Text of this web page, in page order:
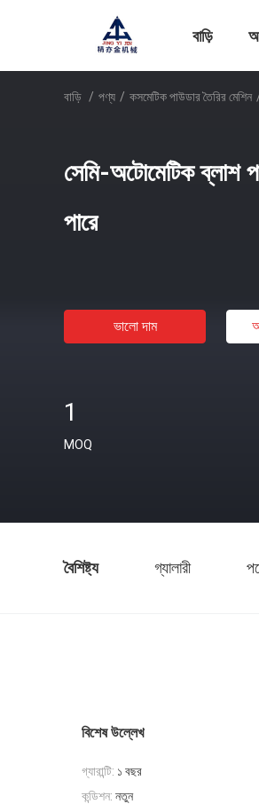
বাড়ি
বাড়ি / পণ্য / কসমেটিক পাউডার তৈরির মেশিন
সেমি-অটোমেটিক ব্লাশ
পারে
ভালো দাম
1
MOQ
বৈশিষ্ট্য গ্যালারী
বিশেষ উল্লেখ
গ্যারান্টি: ১ বছর
কন্ডিশন: নতুন